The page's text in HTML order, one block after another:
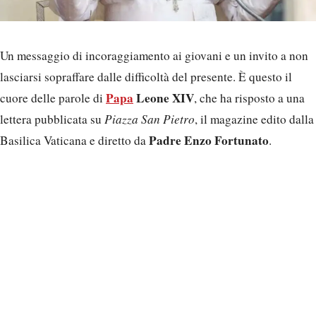
Un messaggio di incoraggiamento ai giovani e un invito a non
lasciarsi sopraffare dalle difficoltà del presente. È questo il
cuore delle parole di Papa Leone XIV, che ha risposto a una
lettera pubblicata su Piazza San Pietro, il magazine edito dalla
Basilica Vaticana e diretto daPadre Enzo Fortunato.